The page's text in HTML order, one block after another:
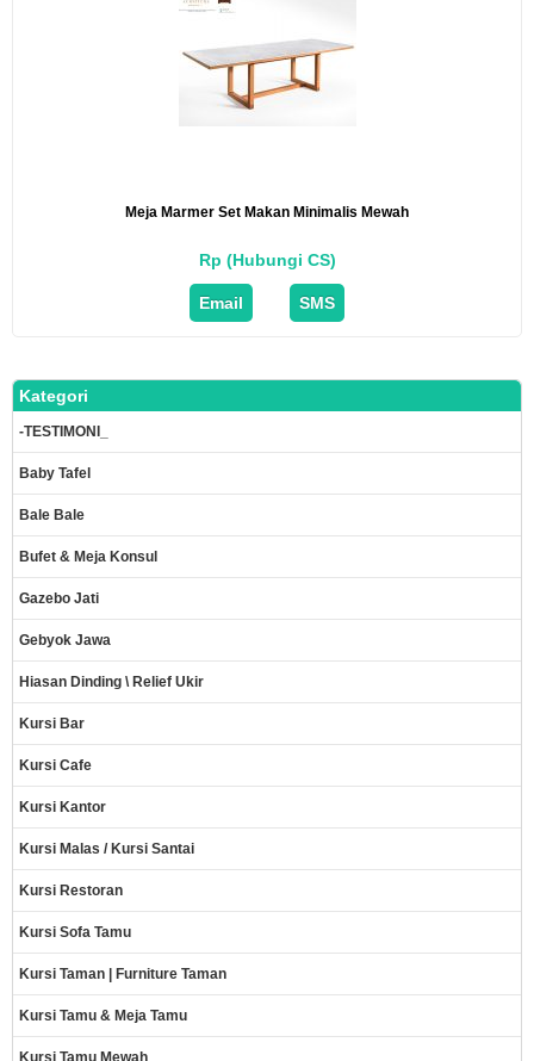
Meja Marmer Set Makan Minimalis Mewah
Rp (Hubungi CS)
Email SMS
Kategori
-TESTIMONI_
Baby Tafel
Bale Bale
Bufet & Meja Konsul
Gazebo Jati
Gebyok Jawa
Hiasan Dinding \ Relief Ukir
Kursi Bar
Kursi Cafe
Kursi Kantor
Kursi Malas / Kursi Santai
Kursi Restoran
Kursi Sofa Tamu
Kursi Taman | Furniture Taman
Kursi Tamu & Meja Tamu
Kursi Tamu Mewah